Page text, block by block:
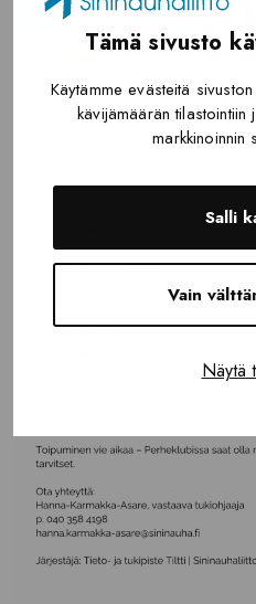
Tämä sivusto
Käytämme evästeitä
kävijämäärän
markkinoinnin
Vain
Salli
Näytä